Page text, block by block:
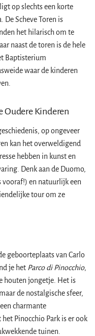
op slechts een korte
Scheve Toren is
het hilarisch om te
naast de toren is de hele
Baptisterium
waar de kinderen
Oudere Kinderen
op ongeveer
kan het overweldigend
hebben in kunst en
Denk aan de Duomo,
vooraf!) en natuurlijk een
tour om ze
geboorteplaats van Carlo
je het Parco di Pinocchio,
houten jongetje. Het is
de nostalgische sfeer,
charmante
Pinocchio Park is er ook
tuinen.